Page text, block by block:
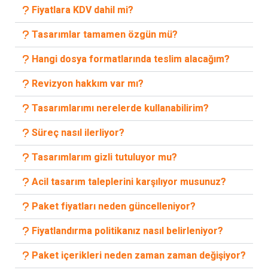
Fiyatlara KDV dahil mi?
Tasarımlar tamamen özgün mü?
Hangi dosya formatlarında teslim alacağım?
Revizyon hakkım var mı?
Tasarımlarımı nerelerde kullanabilirim?
Süreç nasıl ilerliyor?
Tasarımlarım gizli tutuluyor mu?
Acil tasarım taleplerini karşılıyor musunuz?
Paket fiyatları neden güncelleniyor?
Fiyatlandırma politikanız nasıl belirleniyor?
Paket içerikleri neden zaman zaman değişiyor?